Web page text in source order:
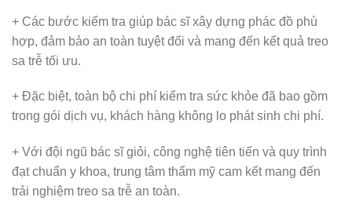
+ Các bước kiểm tra giúp bác sĩ xây dựng phác đồ phù
hợp, đảm bảo an toàn tuyệt đối và mang đến kết quả treo
sa trễ tối ưu.
+ Đặc biệt, toàn bộ chi phí kiểm tra sức khỏe đã bao gồm
trong gói dịch vụ, khách hàng không lo phát sinh chi phí.
+ Với đội ngũ bác sĩ giỏi, công nghệ tiên tiến và quy trình
đạt chuẩn y khoa, trung tâm thẩm mỹ cam kết mang đến
trải nghiệm treo sa trễ an toàn.